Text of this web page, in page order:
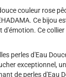
couleur rose
Ce bijou
d'émotion. Ce collier
perles d'Eau
exceptionnel,
de perles d'Eau